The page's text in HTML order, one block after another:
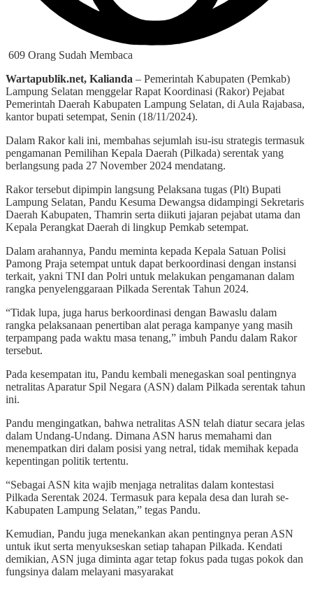
609 Orang Sudah Membaca
Wartapublik.net, Kalianda – Pemerintah Kabupaten (Pemkab)
Lampung Selatan menggelar Rapat Koordinasi (Rakor) Pejabat
Pemerintah Daerah Kabupaten Lampung Selatan, di Aula Rajabasa,
kantor bupati setempat, Senin (18/11/2024).
Dalam Rakor kali ini, membahas sejumlah isu-isu strategis termasuk
pengamanan Pemilihan Kepala Daerah (Pilkada) serentak yang
berlangsung pada 27 November 2024 mendatang.
Rakor tersebut dipimpin langsung Pelaksana tugas (Plt) Bupati
Lampung Selatan, Pandu Kesuma Dewangsa didampingi Sekretaris
Daerah Kabupaten, Thamrin serta diikuti jajaran pejabat utama dan
Kepala Perangkat Daerah di lingkup Pemkab setempat.
Dalam arahannya, Pandu meminta kepada Kepala Satuan Polisi
Pamong Praja setempat untuk dapat berkoordinasi dengan instansi
terkait, yakni TNI dan Polri untuk melakukan pengamanan dalam
rangka penyelenggaraan Pilkada Serentak Tahun 2024.
“Tidak lupa, juga harus berkoordinasi dengan Bawaslu dalam
rangka pelaksanaan penertiban alat peraga kampanye yang masih
terpampang pada waktu masa tenang,” imbuh Pandu dalam Rakor
tersebut.
Pada kesempatan itu, Pandu kembali menegaskan soal pentingnya
netralitas Aparatur Spil Negara (ASN) dalam Pilkada serentak tahun
ini.
Pandu mengingatkan, bahwa netralitas ASN telah diatur secara jelas
dalam Undang-Undang. Dimana ASN harus memahami dan
menempatkan diri dalam posisi yang netral, tidak memihak kepada
kepentingan politik tertentu.
“Sebagai ASN kita wajib menjaga netralitas dalam kontestasi
Pilkada Serentak 2024. Termasuk para kepala desa dan lurah se-
Kabupaten Lampung Selatan,” tegas Pandu.
Kemudian, Pandu juga menekankan akan pentingnya peran ASN
untuk ikut serta menyukseskan setiap tahapan Pilkada. Kendati
demikian, ASN juga diminta agar tetap fokus pada tugas pokok dan
fungsinya dalam melayani masyarakat